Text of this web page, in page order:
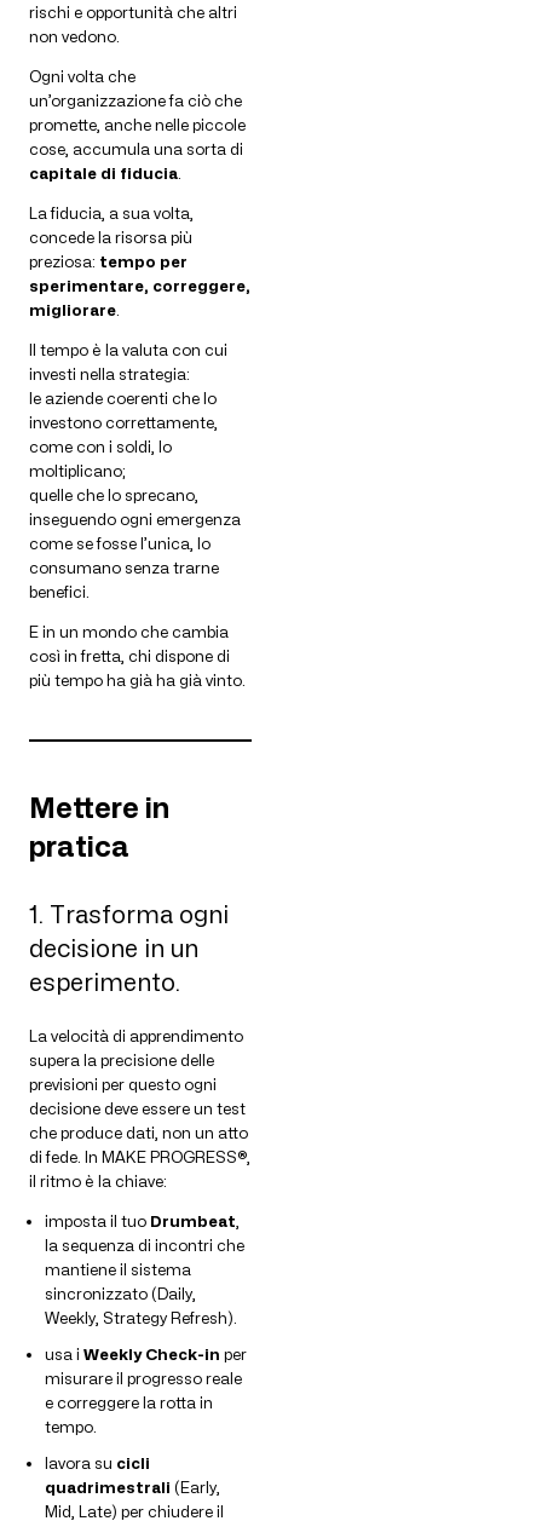
rischi e opportunità che altri
non vedono.
Ogni volta che
un’organizzazione fa ciò che
promette, anche nelle piccole
cose, accumula una sorta di
capitale di fiducia
La fiducia, a sua volta,
concede la risorsa più
preziosa: tempo per
sperimentare, correggere,
migliorare
Il tempo è la valuta con cui
investi nella strategia:
le aziende coerenti che lo
investono correttamente,
come con i soldi, lo
moltiplicano;
quelle che lo sprecano,
inseguendo ogni emergenza
come se fosse l’unica, lo
consumano senza trarne
benefici.
E in un mondo che cambia
così in fretta, chi dispone di
più tempo ha già ha già vinto.
Mettere in
pratica
1. Trasforma ogni
decisione in un
esperimento.
La velocità di apprendimento
supera la precisione delle
previsioni per questo ogni
decisione deve essere un test
che produce dati, non un atto
di fede. In MAKE PROGRESS®,
il ritmo è la chiave:
imposta il tuo Drumbeat
la sequenza di incontri che
mantiene il sistema
sincronizzato (Daily,
Weekly, Strategy Refresh).
usa i Weekly Check-in per
misurare il progresso reale
e correggere la rotta in
tempo.
lavora su cicli
quadrimestrali (Early,
Mid, Late) per chiudere il